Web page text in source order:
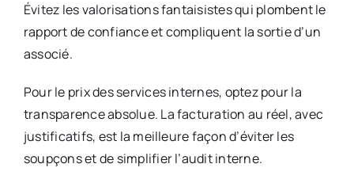
Évitez les valorisations fantaisistes qui plombent le
rapport de confiance et compliquent la sortie d’un
associé.
Pour le prix des services internes, optez pour la
transparence absolue. La facturation au réel, avec
justificatifs, est la meilleure façon d’éviter les
soupçons et de simplifier l’audit interne.